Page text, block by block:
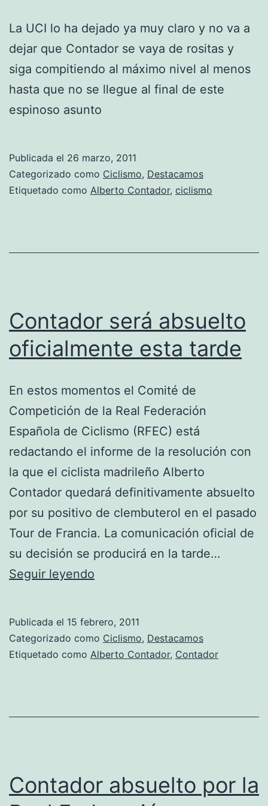
La UCI lo ha dejado ya muy claro y no va a
dejar que Contador se vaya de rositas y
siga compitiendo al máximo nivel al menos
hasta que no se llegue al final de este
espinoso asunto
Publicada el 26 marzo, 2011
Categorizado como Ciclismo, Destacamos
Etiquetado como Alberto Contador, ciclismo
Contador será absuelto
oficialmente esta tarde
En estos momentos el Comité de
Competición de la Real Federación
Española de Ciclismo (RFEC) está
redactando el informe de la resolución con
la que el ciclista madrileño Alberto
Contador quedará definitivamente absuelto
por su positivo de clembuterol en el pasado
Tour de Francia. La comunicación oficial de
su decisión se producirá en la tarde…
Seguir leyendo
oficialmente
esta
Publicada el 15 febrero, 2011
Categorizado como Ciclismo, Destacamos
Etiquetado como Alberto Contador, Contador
Contador absuelto por la